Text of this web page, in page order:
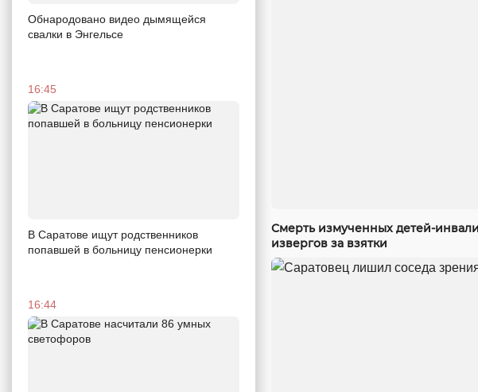
Обнародовано видео дымящейся
свалки в Энгельсе
16:45
В Саратове ищут родственников
попавшей в больницу пенсионерки
16:44
Смерть измученных детей-
извергов за взятки